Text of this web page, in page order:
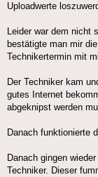
Uploadwerte
Leider war dem nicht
bestätigte man mir
Technikertermin mit
Der Techniker kam
gutes Internet
abgeknipst werden
Danach funktionierte
Danach gingen
Techniker. Dieser